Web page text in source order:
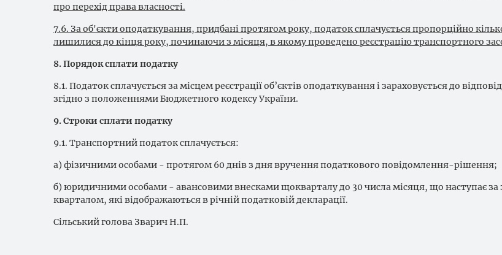
про перехід права власності.
7.6. За об'єкти оподаткування, придбані протягом року, податок сплачується пропорційно
лишилися до кінця року, починаючи з місяця, в якому проведено реєстрацію транспортного
8. Порядок сплати податку
8.1. Податок сплачується за місцем реєстрації об’єктів оподаткування і зараховується до
згідно з положеннями Бюджетного кодексу України.
9. Строки сплати податку
9.1. Транспортний податок сплачується:
а) фізичними особами - протягом 60 днів з дня вручення податкового повідомлення-рішення;
б) юридичними особами - авансовими внесками щокварталу до 30 числа місяця, що наступає за
кварталом, які відображаються в річній податковій декларації.
Сільський голова Зварич Н.П.